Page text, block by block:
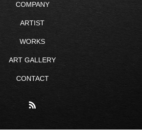
COMPANY
ARTIST
WORKS
ART GALLERY
CONTACT